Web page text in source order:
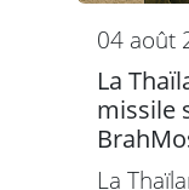
04 août
La
missile
La